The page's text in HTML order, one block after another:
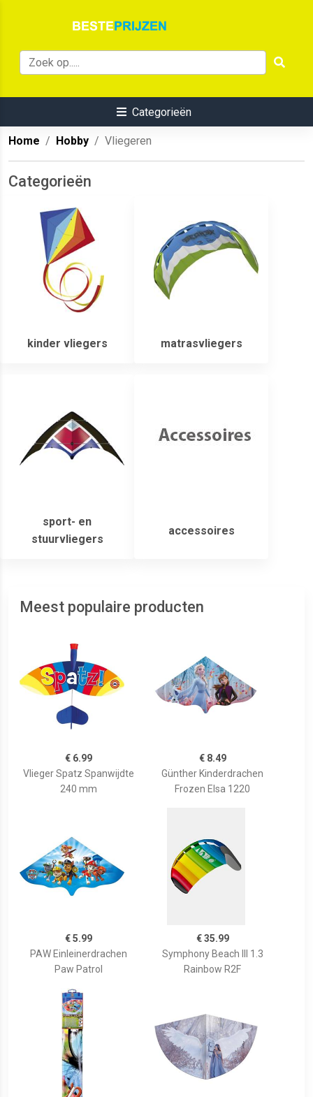
Categorieën
Home Hobby Vliegeren
Categorieën
kinder vliegers matrasvliegers
sport- en
stuurvliegers
accessoires
Meest populaire producten
€ 6.99
Vlieger Spatz Spanwijdte
240 mm
€ 8.49
Günther Kinderdrachen
Frozen Elsa 1220
€ 5.99
PAW Einleinerdrachen
Paw Patrol
€ 35.99
Symphony Beach III 1.3
Rainbow R2F